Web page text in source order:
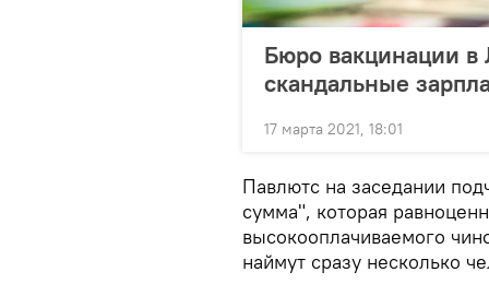
Бюро вакцинации в
скандальные
17 марта 2021, 18:01
Павлютс на заседании
сумма", которая
высокооплачиваемого
наймут сразу несколько